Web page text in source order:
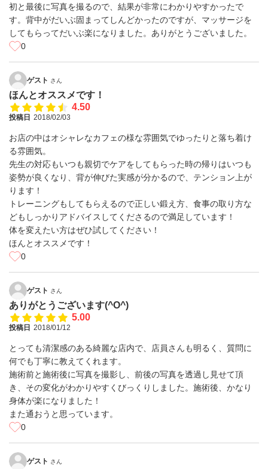
初と最後に写真を撮るので、結果が非常にわかりやすかったで
す。背中がだいぶ固まってしんどかったのですが、マッサージを
してもらってだいぶ楽になりました。ありがとうございました。
0
ゲスト さん
ほんとオススメです！
4.50
投稿日 2018/02/03
お店の中はオシャレなカフェの様な雰囲気でゆったりと落ち着け
る雰囲気。
先生の対応もいつも親切でケアをしてもらった時の帰りはいつも
姿勢が良くなり、背が伸びた実感が分かるので、テンション上が
ります！
トレーニングもしてもらえるので正しい鍛え方、食事の取り方な
どもしっかりアドバイスしてくださるので満足しています！
体を変えたい方はぜひ試してください！
ほんとオススメです！
0
ゲスト さん
ありがとうございます(^O^)
5.00
投稿日 2018/01/12
とっても清潔感のある綺麗な店内で、店員さんも明るく、質問に
何でも丁寧に教えてくれます。
施術前と施術後に写真を撮影し、前後の写真を透過し見せて頂
き、その変化がわかりやすくびっくりしました。施術後、かなり
身体が楽になりました！
また通おうと思っています。
0
ゲスト さん